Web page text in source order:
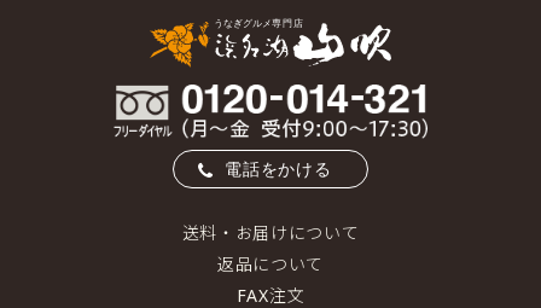
電話をかける
送料・お届けについて
返品について
FAX注文